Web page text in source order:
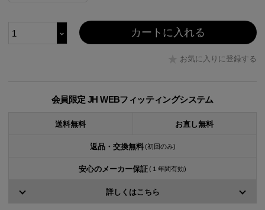
お気に入りに登録する
カートに入れる
会員限定 JH WEBフィッティングシステム
送料無料 お直し無料
返品・交換無料 (初回のみ)
安心のメーカー保証(１年間有効)
詳しくはこちら